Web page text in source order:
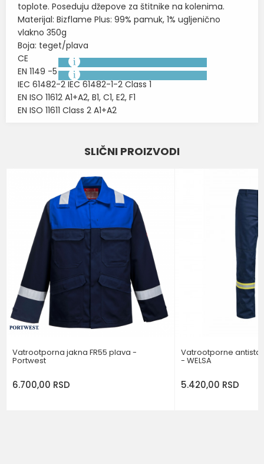
toplote. Poseduju džepove za štitnike na kolenima.
Materijal: Bizflame Plus: 99% pamuk, 1% ugljenično
vlakno 350g
Boja: teget/plava
CE
EN 1149 -5
IEC 61482-2 IEC 61482-1-2 Class 1
EN ISO 11612 A1+A2, B1, C1, E2, F1
EN ISO 11611 Class 2 A1+A2
VATROOTPORNA I ANTISTATIK
TEGET-CRVENA
Brend
PORTWEST
Poruka
POŠALJI
SLIČNI PROIZVODI
Vatrootporna jakna FR55 plava -
Portwest
6.700,00 RSD
Vatrootporne
- WELSA
5.420,00 RSD